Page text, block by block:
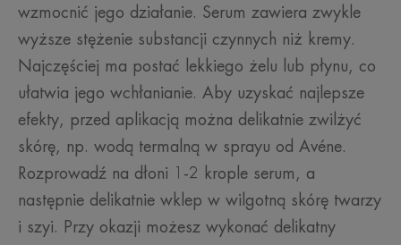
wzmocnić jego działanie. Serum zawiera zwykle
wyższe stężenie substancji czynnych niż kremy.
Najczęściej ma postać lekkiego żelu lub płynu, co
ułatwia jego wchłanianie. Aby uzyskać najlepsze
efekty, przed aplikacją można delikatnie zwilżyć
skórę, np. wodą termalną w sprayu od Avéne.
Rozprowadź na dłoni 1-2 krople serum, a
następnie delikatnie wklep w wilgotną skórę twarzy
i szyi. Przy okazji możesz wykonać delikatny